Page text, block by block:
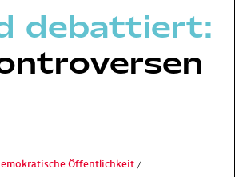
debattiert:
Öffentlichkeit